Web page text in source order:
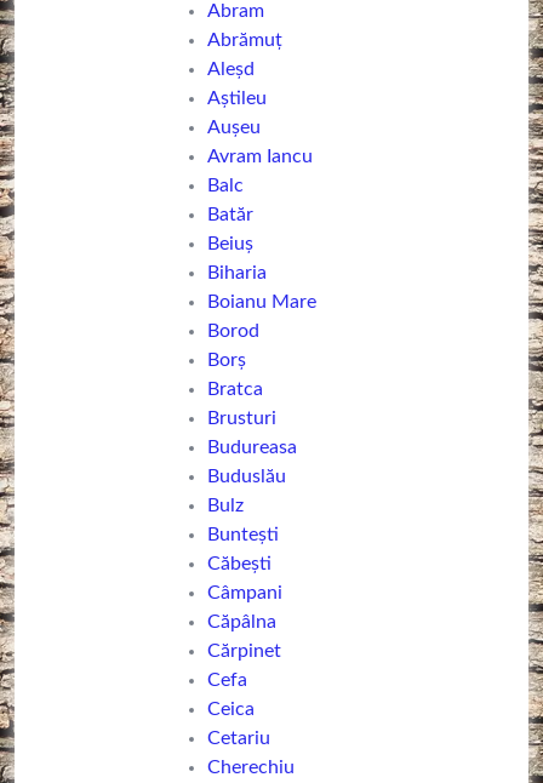
Abram
Abrămuț
Aleşd
Aștileu
Aușeu
Avram Iancu
Balc
Batăr
Beiuş
Biharia
Boianu Mare
Borod
Borș
Bratca
Brusturi
Budureasa
Buduslău
Bulz
Buntești
Căbești
Câmpani
Căpâlna
Cărpinet
Cefa
Ceica
Cetariu
Cherechiu